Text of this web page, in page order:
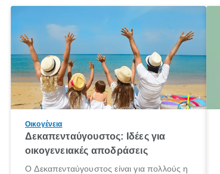
Οικογένεια
Δεκαπενταύγουστος: Ιδέες για
οικογενειακές αποδράσεις
Ο Δεκαπενταύγουστος είναι για πολλούς η